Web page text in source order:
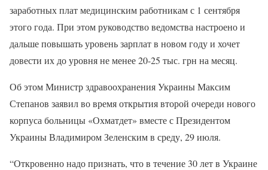
заработных плат медицинским работникам с 1 сентября
этого года. При этом руководство ведомства настроено и
дальше повышать уровень зарплат в новом году и хочет
довести их до уровня не менее 20-25 тыс. грн на месяц.
Об этом Министр здравоохранения Украины Максим
Степанов заявил во время открытия второй очереди нового
корпуса больницы «Охматдет» вместе с Президентом
Украины Владимиром Зеленским в среду, 29 июля.
“Откровенно надо признать, что в течение 30 лет в Украине